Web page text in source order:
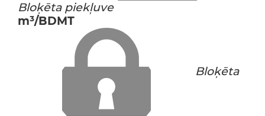
Bloķēta piekļuve
m³/BDMT
Bloķēta